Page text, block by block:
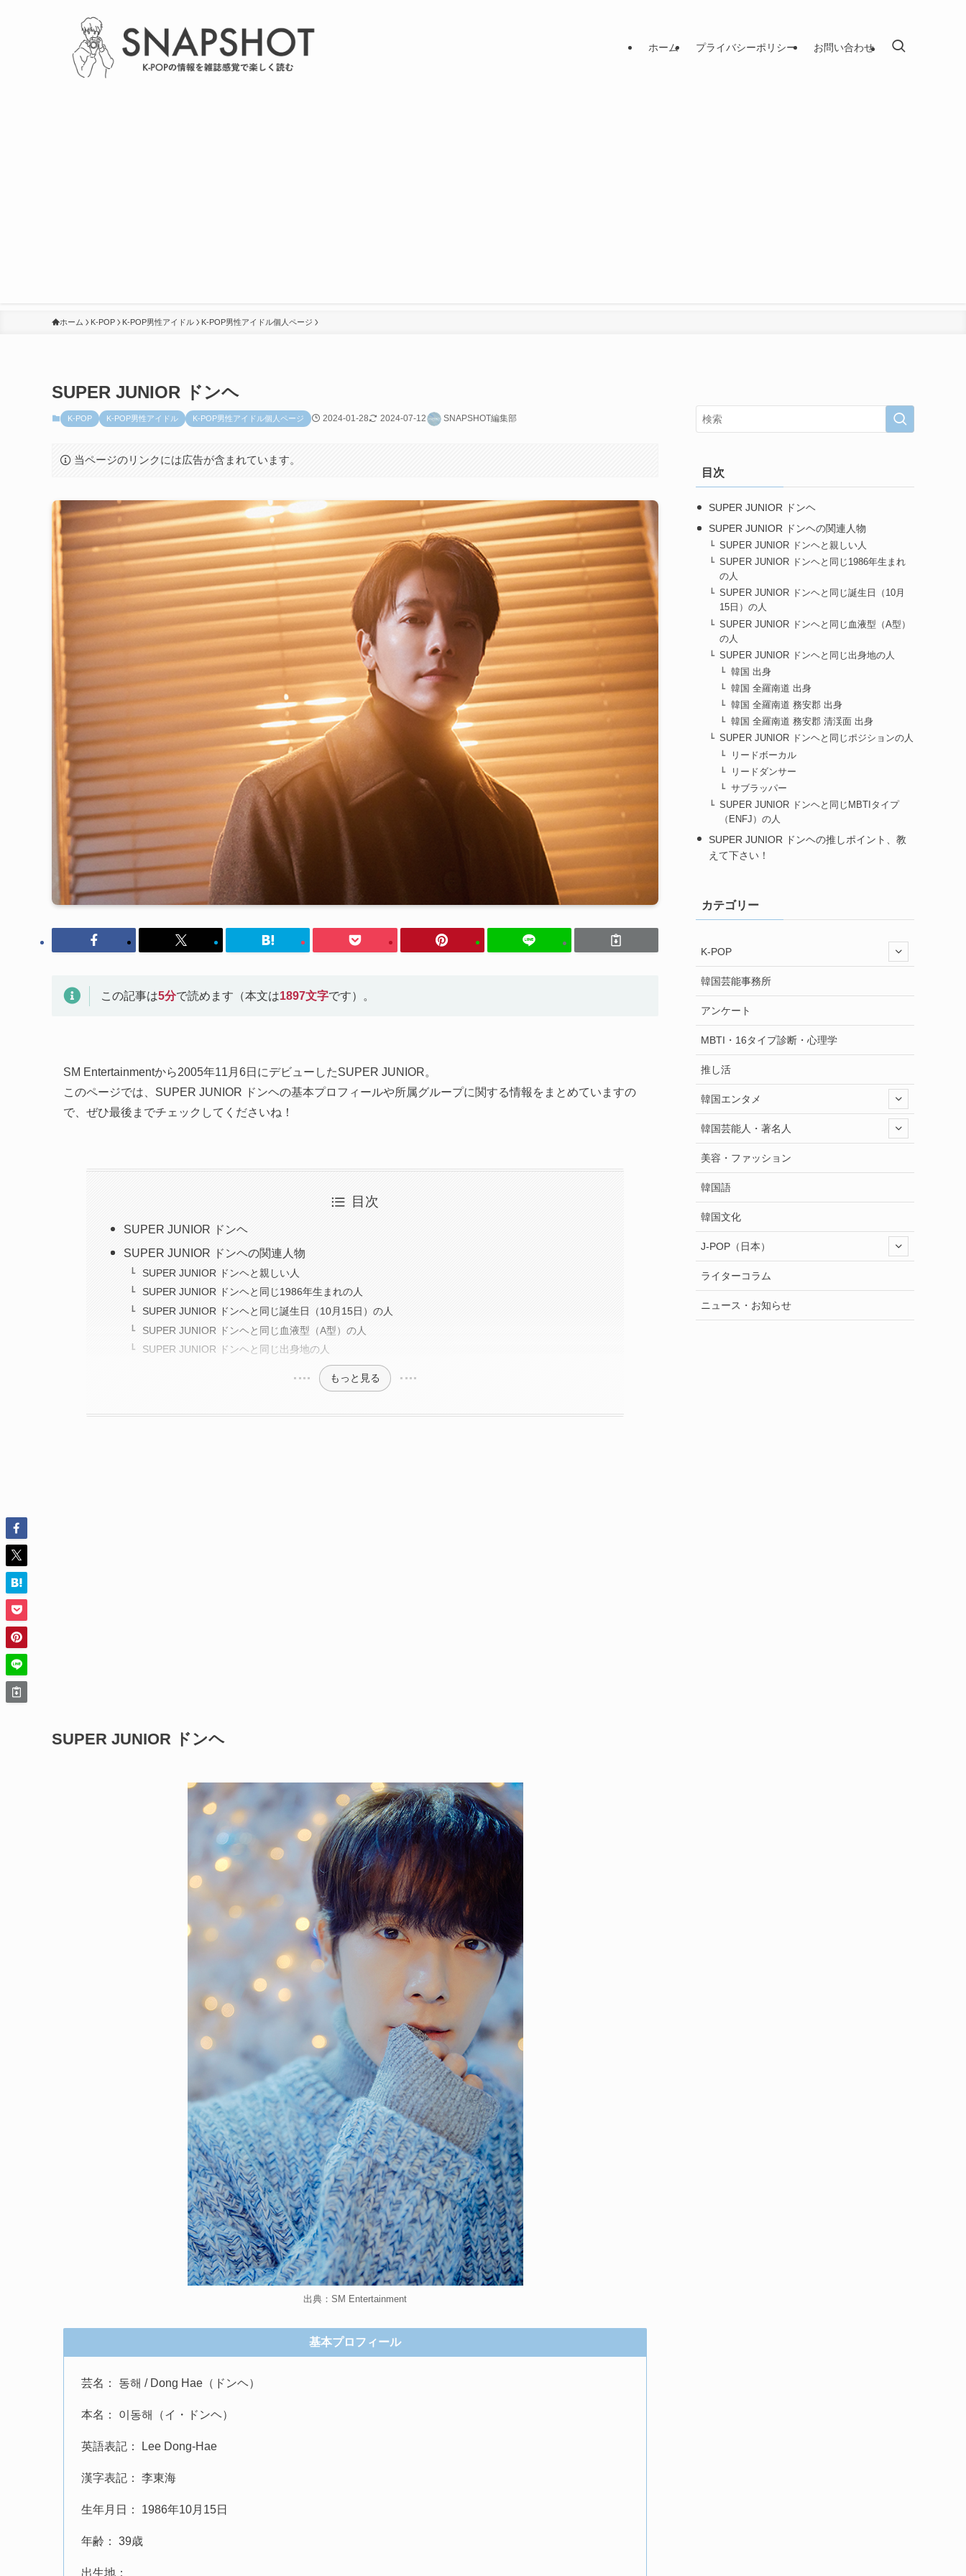
ホーム プライバシーポリシー お問い合わせ
ホーム K-POP K-POP男性アイドル K-POP男性アイドル個人ページ
SUPER JUNIOR ドンヘ
K-POP K-POP男性アイドル K-POP男性アイドル個人ページ 2024-01-28 2024-07-12 SNAPSHOT編集部
当ページのリンクには広告が含まれています。
この記事は5分で読めます（本文は1897文字です）。
SM Entertainmentから2005年11月6日にデビューしたSUPER JUNIOR。
このページでは、SUPER JUNIOR ドンヘの基本プロフィールや所属グループに関する情報をまとめていますの
で、ぜひ最後までチェックしてくださいね！
目次
SUPER JUNIOR ドンヘ
SUPER JUNIOR ドンヘの関連人物
SUPER JUNIOR ドンヘと親しい人
SUPER JUNIOR ドンヘと同じ1986年生まれの人
SUPER JUNIOR ドンヘと同じ誕生日（10月15日）の人
SUPER JUNIOR ドンヘと同じ血液型（A型）の人
SUPER JUNIOR ドンヘと同じ出身地の人
もっと見る
SUPER JUNIOR ドンヘ
出典：SM Entertainment
基本プロフィール
芸名： 동해 / Dong Hae（ドンヘ）
本名： 이동해（イ・ドンヘ）
英語表記： Lee Dong-Hae
漢字表記： 李東海
生年月日： 1986年10月15日
年齢： 39歳
出生地：
目次
SUPER JUNIOR ドンヘ
SUPER JUNIOR ドンヘの関連人物
SUPER JUNIOR ドンヘと親しい人
SUPER JUNIOR ドンヘと同じ1986年生まれ
の人
SUPER JUNIOR ドンヘと同じ誕生日（10月
15日）の人
SUPER JUNIOR ドンヘと同じ血液型（A型）
の人
SUPER JUNIOR ドンヘと同じ出身地の人
韓国 出身
韓国 全羅南道 出身
韓国 全羅南道 務安郡 出身
韓国 全羅南道 務安郡 清渓面 出身
SUPER JUNIOR ドンヘと同じポジションの人
リードボーカル
リードダンサー
サブラッパー
SUPER JUNIOR ドンヘと同じMBTIタイプ
（ENFJ）の人
SUPER JUNIOR ドンヘの推しポイント、教
えて下さい！
カテゴリー
K-POP
韓国芸能事務所
アンケート
MBTI・16タイプ診断・心理学
推し活
韓国エンタメ
韓国芸能人・著名人
美容・ファッション
韓国語
韓国文化
J-POP（日本）
ライターコラム
ニュース・お知らせ